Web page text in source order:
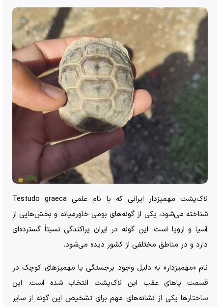
لاک‌پشت مهمیزدار ایرانی که با نام علمی Testudo graeca
شناخته می‌شود، یکی از گونه‌های بومی خاورمیانه و بخش‌هایی از
آسیا و اروپا است. این گونه در ایران پراکندگی نسبتاً گسترده‌ای
دارد و در مناطق مختلفی از کشور دیده می‌شود.
نام «مهمیزدار» به دلیل وجود برجستگی یا مهمیز‌های کوچک در
قسمت پا‌های عقب این لاک‌پشت انتخاب شده است. این
ساختار‌ها یکی از نشانه‌های مهم برای تشخیص این گونه از سایر